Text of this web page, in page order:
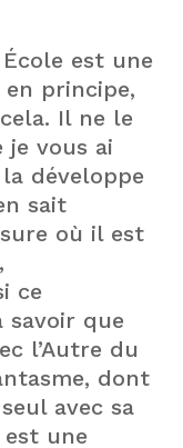
est une
principe,
Il ne le
je vous ai
développe
sait
où il est
ce
savoir que
l’Autre du
dont
avec sa
est une